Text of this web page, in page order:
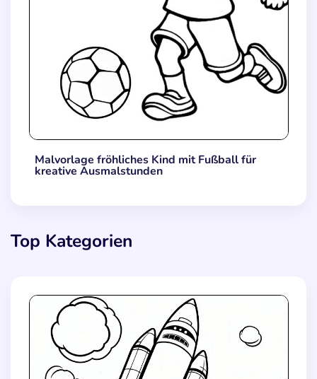
Malvorlage fröhliches Kind mit Fußball für
kreative Ausmalstunden
Top Kategorien